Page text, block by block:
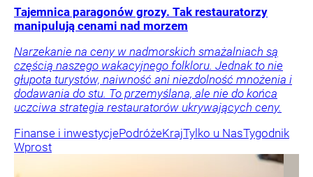
Tajemnica paragonów grozy. Tak restauratorzy
manipulują cenami nad morzem
Narzekanie na ceny w nadmorskich smażalniach są
częścią naszego wakacyjnego folkloru. Jednak to nie
głupota turystów, naiwność ani niezdolność mnożenia i
dodawania do stu. To przemyślana, ale nie do końca
uczciwa strategia restauratorów ukrywających ceny.
Finanse i inwestycjePodróżeKrajTylko u NasTygodnik
Wprost